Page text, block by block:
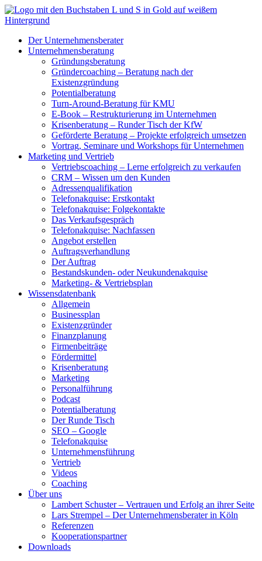
Zum
Inhalt
Der Unternehmensberater
Unternehmensberatung
Gründungsberatung
Gründercoaching – Beratung nach der
Existenzgründung
Potentialberatung
Turn-Around-Beratung für KMU
E-Book – Restrukturierung im Unternehmen
Krisenberatung – Runder Tisch der KfW
Geförderte Beratung – Projekte erfolgreich umsetzen
Vortrag, Seminare und Workshops für Unternehmen
Marketing und Vertrieb
Vertriebscoaching – Lerne erfolgreich zu verkaufen
CRM – Wissen um den Kunden
Adressenqualifikation
Telefonakquise: Erstkontakt
Telefonakquise: Folgekontakte
Das Verkaufsgespräch
Telefonakquise: Nachfassen
Angebot erstellen
Auftragsverhandlung
Der Auftrag
Bestandskunden- oder Neukundenakquise
Marketing- & Vertriebsplan
Wissensdatenbank
Allgemein
Businessplan
Existenzgründer
Finanzplanung
Firmenbeiträge
Fördermittel
Krisenberatung
Marketing
Personalführung
Podcast
Potentialberatung
Der Runde Tisch
SEO – Google
Telefonakquise
Unternehmensführung
Vertrieb
Videos
Coaching
Über uns
Lambert Schuster – Vertrauen und Erfolg an ihrer Seite
Lars Strempel – Der Unternehmensberater in Köln
Referenzen
Kooperationspartner
Downloads